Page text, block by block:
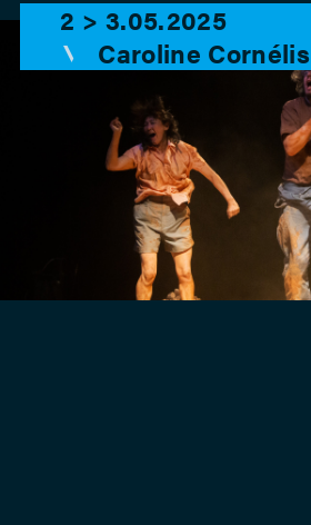
2 > 3.05.2025
Caroline Cornélis